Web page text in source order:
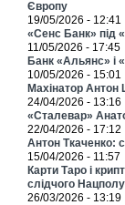
Європу
19/05/2026 - 12:41
«Сенс Банк» під
11/05/2026 - 17:45
Банк «Альянс» і
10/05/2026 - 15:01
Махінатор Антон
24/04/2026 - 13:16
«Сталевар»
22/04/2026 - 17:12
Антон Ткаченко:
15/04/2026 - 11:57
Карти Таро і
слідчого Нацполу
26/03/2026 - 13:19